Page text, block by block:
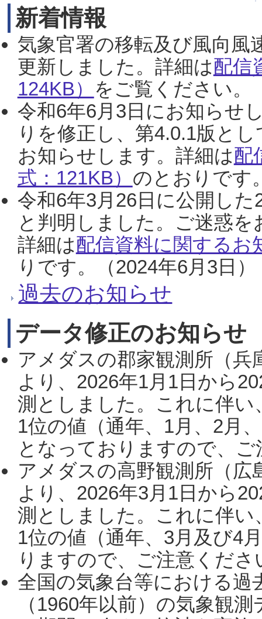
新着情報
気象官署の移転及び風向風
更新しました。詳細は配信
124KB） をご覧ください。
令和6年6月3日にお知らせ
りを修正し、第4.0.1版と
お知らせします。詳細は配
式：121KB） のとおりです
令和6年3月26日に公開し
と判明しました。ご迷惑
詳細は配信資料に関するお
りです。（2024年6月3日）
過去のお知らせ
データ修正のお知らせ
アメダスの郡家観測所（
より、2026年1月1日から
測としました。これに伴い
1位の値（通年、1月、2月
となっておりますので、
アメダスの高野観測所（
より、2026年3月1日から
測としました。これに伴い
1位の値（通年、3月及び4
りますので、ご注意くだ
全国の気象台等における過
（1960年以前）の気象観